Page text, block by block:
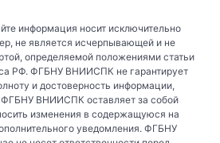
информация носит исключительно
не является исчерпывающей и не
определяемой положениями статьи
РФ. ФГБНУ ВНИИСПК не гарантирует
и достоверность информации,
ВНИИСПК оставляет за собой
изменения в содержащуюся на
уведомления. ФГБНУ